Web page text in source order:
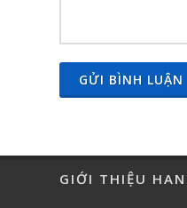
GỬI BÌNH LUẬN
GIỚI THIỆU